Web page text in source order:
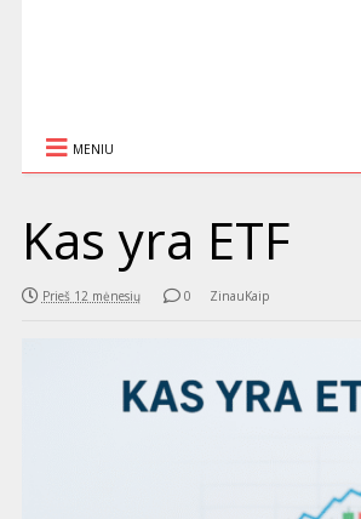
MENIU
Kas yra ETF
Prieš 12 mėnesių 0 ZinauKaip